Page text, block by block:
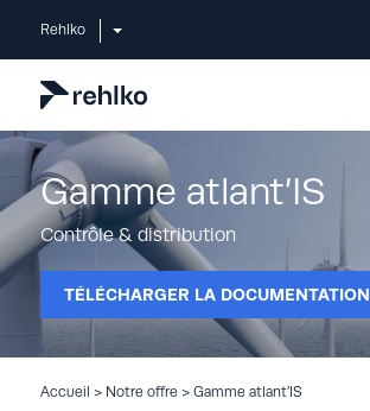
Rehlko
Gamme atlant’IS
Contrôle & distribution
TÉLÉCHARGER LA DOCUMENTATION
Accueil > Notre offre > Gamme atlant’IS